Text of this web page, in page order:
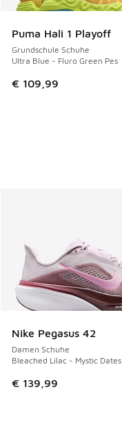
Puma Hali 1 Playoff
Grundschule Schuhe
Ultra Blue - Fluro Green Pes
€ 109,99
Nike Pegasus 42
Damen Schuhe
Bleached Lilac - Mystic Dates
€ 139,99